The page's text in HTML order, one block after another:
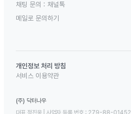
채팅 문의 : 채널톡
메일로 문의하기
개인정보 처리 방침
서비스 이용약관
(주) 닥터나우
대표 정진웅 | 사업자 등록 번호 : 279-88-01452